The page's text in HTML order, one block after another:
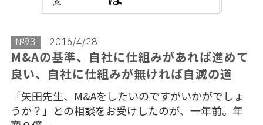
№93 2016/4/28
M&Aの基準、自社に仕組みがあれば進めて
良い、自社に仕組みが無ければ自滅の道
「矢田先生、M&Aをしたいのですがいかがでしょ
うか？」との相談をお受けしたのが、一年前。年